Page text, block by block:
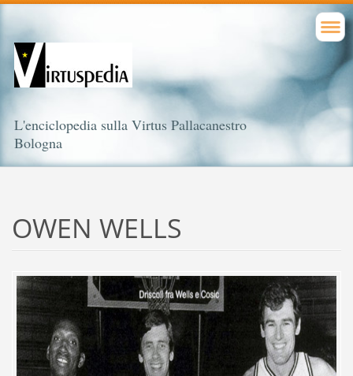
L'enciclopedia sulla Virtus Pallacanestro
Bologna
OWEN WELLS